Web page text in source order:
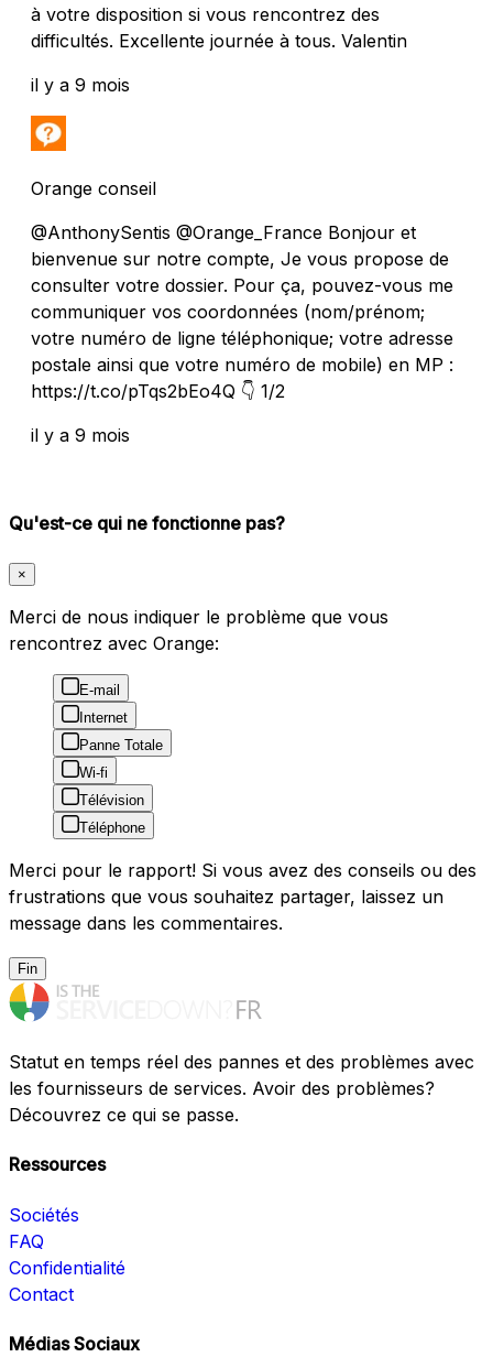
à votre disposition si vous rencontrez des
difficultés. Excellente journée à tous. Valentin
il y a 9 mois
Orange conseil
@AnthonySentis @Orange_France Bonjour et
bienvenue sur notre compte, Je vous propose de
consulter votre dossier. Pour ça, pouvez-vous me
communiquer vos coordonnées (nom/prénom;
votre numéro de ligne téléphonique; votre adresse
postale ainsi que votre numéro de mobile) en MP :
https://t.co/pTqs2bEo4Q 👇 1/2
il y a 9 mois
Qu'est-ce qui ne fonctionne pas?
×
Merci de nous indiquer le problème que vous
rencontrez avec Orange:
E-mail
Internet
Panne Totale
Wi-fi
Télévision
Téléphone
Merci pour le rapport! Si vous avez des conseils ou des
frustrations que vous souhaitez partager, laissez un
message dans les commentaires.
Fin
Statut en temps réel des pannes et des problèmes avec
les fournisseurs de services. Avoir des problèmes?
Découvrez ce qui se passe.
Ressources
Sociétés
FAQ
Confidentialité
Contact
Médias Sociaux